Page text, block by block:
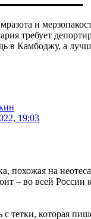
и
требует
в Камбоджу, а
19:03
похожая на
– во всей России
с тетки, которая